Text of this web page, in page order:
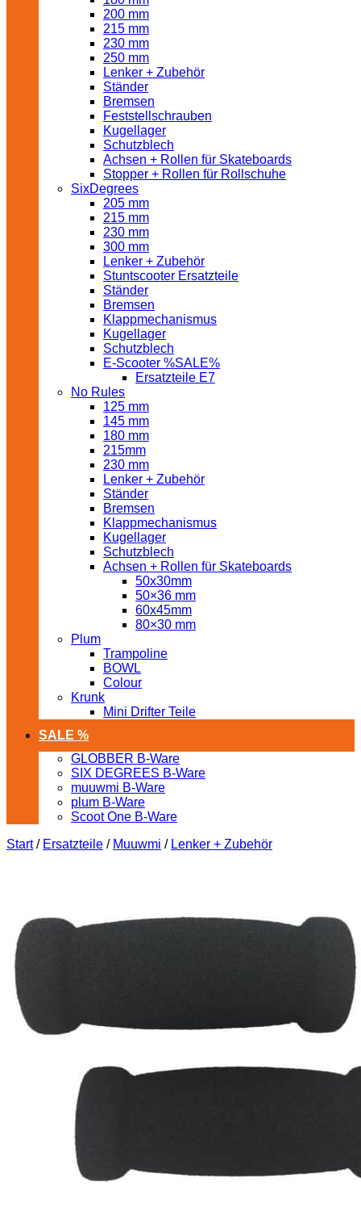
200 mm
215 mm
230 mm
250 mm
Lenker + Zubehör
Ständer
Bremsen
Feststellschrauben
Kugellager
Schutzblech
Achsen + Rollen für Skateboards
Stopper + Rollen für Rollschuhe
SixDegrees
205 mm
215 mm
230 mm
300 mm
Lenker + Zubehör
Stuntscooter Ersatzteile
Ständer
Bremsen
Klappmechanismus
Kugellager
Schutzblech
E-Scooter %SALE%
Ersatzteile E7
No Rules
125 mm
145 mm
180 mm
215mm
230 mm
Lenker + Zubehör
Ständer
Bremsen
Klappmechanismus
Kugellager
Schutzblech
Achsen + Rollen für Skateboards
50x30mm
50×36 mm
60x45mm
80×30 mm
Plum
Trampoline
BOWL
Colour
Krunk
Mini Drifter Teile
SALE %
GLOBBER B-Ware
SIX DEGREES B-Ware
muuwmi B-Ware
plum B-Ware
Scoot One B-Ware
Start / Ersatzteile / Muuwmi / Lenker + Zubehör